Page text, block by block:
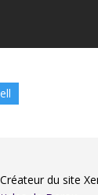
du site